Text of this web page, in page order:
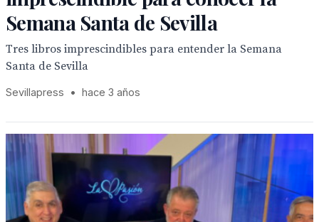
Semana Santa de Sevilla
Tres libros imprescindibles para entender la Semana
Santa de Sevilla
Sevillapress • hace 3 años